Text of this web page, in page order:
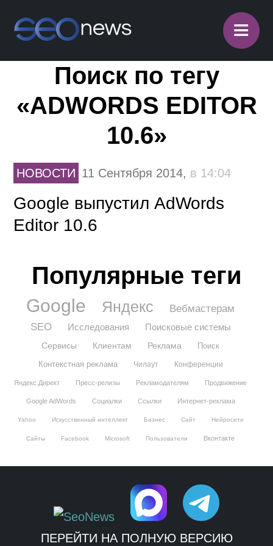
≡
Поиск по тегу
«ADWORDS EDITOR
10.6»
НОВОСТИ 11 Сентября 2014, в 14:04
Google выпустил AdWords
Editor 10.6
Популярные теги
Google Яндекс
Вебмастерам
SEO
Исследования Поисковые системы
Сервисы Клиентам Реклама
Поиск
Контекстная реклама
Чилаут Конференции
Яндекс.Директ Пресс-релизы Рекламодателям Продвижение
Google AdWords Социалки Ссылки Интернет-реклама
Yahoo Искусственный интеллект Бизнес Сайт Нейросети
Сайты Facebook Microsoft Пользователи Вконтакте
ПЕРЕЙТИ НА ПОЛНУЮ ВЕРСИЮ